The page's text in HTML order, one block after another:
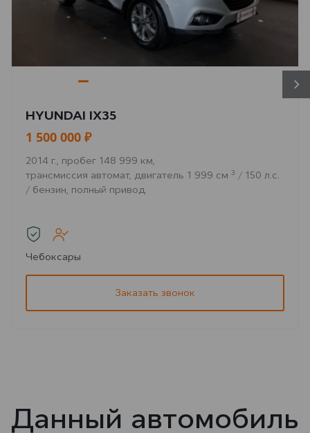
HYUNDAI IX35
1 500 000 ₽
2014 г., пробег 148 999 км,
трансмиссия автомат, двигатель 1 999 см 3 / 150 л.с.
/ бензин, полный привод
Чебоксары
Заказать звонок
Данный автомобиль